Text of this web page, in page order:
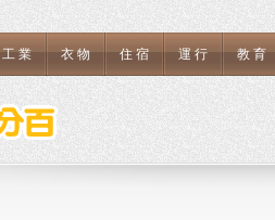
工業 衣物 住宿 運行 教育